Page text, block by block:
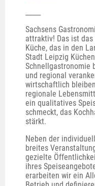
Sachsens
attraktiv! Das ist
Küche, das in den
Stadt Leipzig
Schnellgastronomie
und regional
wirtschaftlich
regionale
ein qualitatives
schmeckt, das
stärkt.
Neben der
breites
gezielte
ihres
erarbeiten wir ein